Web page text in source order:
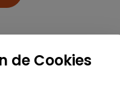
de Cookies